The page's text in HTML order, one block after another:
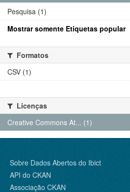
Pesquisa (1)
Mostrar somente Etiquetas popular
Formatos
CSV (1)
Licenças
Creative Commons At... (1)
Sobre Dados Abertos do Ibict
API do CKAN
Associação CKAN